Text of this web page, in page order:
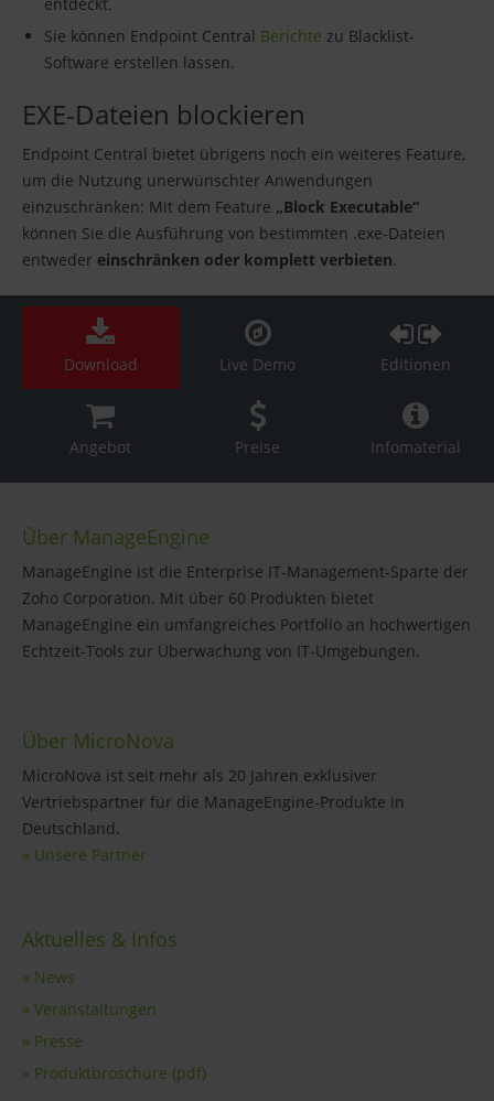
entdeckt.
Sie können Endpoint Central Berichte zu Blacklist-
Software erstellen lassen.
EXE-Dateien blockieren
Endpoint Central bietet übrigens noch ein weiteres Feature,
um die Nutzung unerwünschter Anwendungen
einzuschränken: Mit dem Feature „Block Executable“
können Sie die Ausführung von bestimmten .exe-Dateien
entweder einschränken oder komplett verbieten.
Download Live Demo Editionen
Angebot Preise Infomaterial
Über ManageEngine
ManageEngine ist die Enterprise IT-Management-Sparte der
Zoho Corporation. Mit über 60 Produkten bietet
ManageEngine ein umfangreiches Portfolio an hochwertigen
Echtzeit-Tools zur Überwachung von IT-Umgebungen.
Über MicroNova
MicroNova ist seit mehr als 20 Jahren exklusiver
Vertriebspartner für die ManageEngine-Produkte in
Deutschland.
» Unsere Partner
Aktuelles & Infos
» News
» Veranstaltungen
» Presse
» Produktbroschüre (pdf)